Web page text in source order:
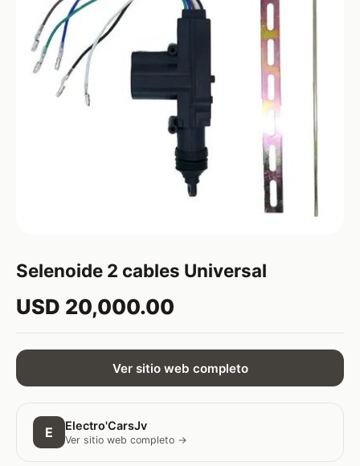
Selenoide 2 cables Universal
USD 20,000.00
Ver sitio web completo
E Electro'CarsJv
Ver sitio web completo →